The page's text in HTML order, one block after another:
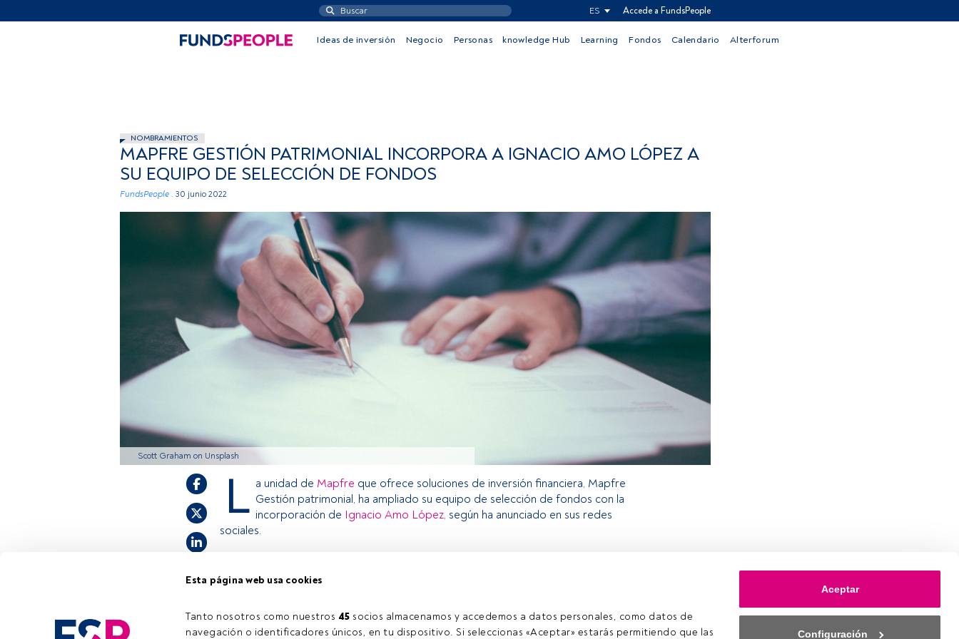
Esta página web usa cookies
Tanto nosotros como nuestros 45 socios almacenamos y accedemos a datos personales, como datos de
navegación o identificadores únicos, en tu dispositivo. Si seleccionas «Aceptar» estarás permitiendo que las
Aceptar
Configuración
ES Accede a FundsPeople
Ideas de inversión Negocio Personas knowledge Hub Learning Fondos Calendario Alterforum
NOMBRAMIENTOS
MAPFRE GESTIÓN PATRIMONIAL INCORPORA A IGNACIO AMO LÓPEZ A
SU EQUIPO DE SELECCIÓN DE FONDOS
FundsPeople . 30 junio 2022
Scott Graham on Unsplash
L a unidad de Mapfre que ofrece soluciones de inversión financiera, Mapfre
Gestión patrimonial, ha ampliado su equipo de selección de fondos con la
incorporación de Ignacio Amo López, según ha anunciado en sus redes
sociales.
Este es un artículo exclusivo para los usuarios registrados de FundsPeople. Si ya
invitamos a registrarte y disfrutar de todo el universo que ofrece FundsPeople.
Accede a FundsPeople